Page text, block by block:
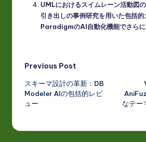
UMLにおけるスイムレーン活動図
引き出しの事例研究を用いた包括
ParadigmのAI自動化機能でさら
Post
navigation
Previous Post
スキーマ設計の革新：DB
Modeler AIの包括的レビ
ュー
なテー